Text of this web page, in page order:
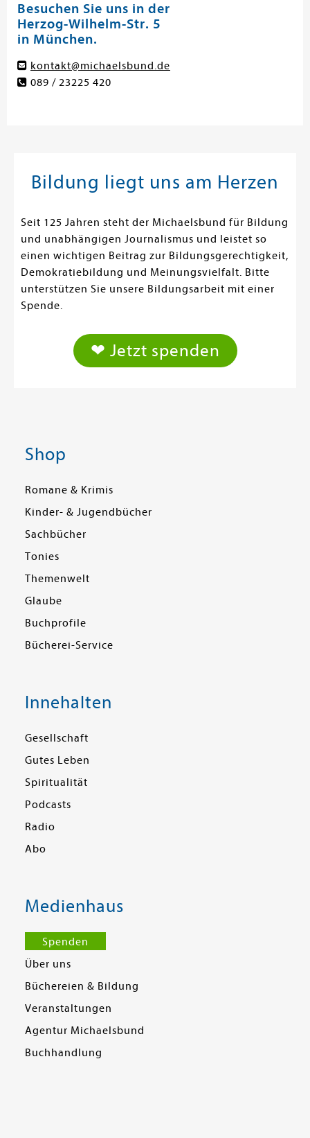
Besuchen Sie uns in der
Herzog-Wilhelm-Str. 5
in München.
kontakt@michaelsbund.de
089 / 23225 420
Bildung liegt uns am Herzen
Seit 125 Jahren steht der Michaelsbund für Bildung
und unabhängigen Journalismus und leistet so
einen wichtigen Beitrag zur Bildungsgerechtigkeit,
Demokratiebildung und Meinungsvielfalt. Bitte
unterstützen Sie unsere Bildungsarbeit mit einer
Spende.
❤ Jetzt spenden
Shop
Romane & Krimis
Kinder- & Jugendbücher
Sachbücher
Tonies
Themenwelt
Glaube
Buchprofile
Bücherei-Service
Innehalten
Gesellschaft
Gutes Leben
Spiritualität
Podcasts
Radio
Abo
Medienhaus
Spenden
Über uns
Büchereien & Bildung
Veranstaltungen
Agentur Michaelsbund
Buchhandlung